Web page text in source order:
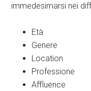
immedesimarsi nei
Età
Genere
Location
Professione
Affluence